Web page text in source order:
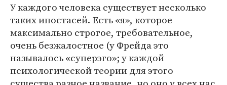
У каждого человека существует несколько
таких ипостасей. Есть «я», которое
максимально строгое, требовательное,
очень безжалостное (у Фрейда это
называлось «суперэго»; у каждой
психологической теории для этого